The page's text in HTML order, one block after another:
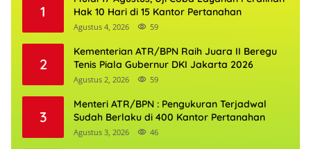
1
Hak 10 Hari di 15 Kantor Pertanahan
Agustus 4, 2026 59
2
Kementerian ATR/BPN Raih Juara II Beregu
Tenis Piala Gubernur DKI Jakarta 2026
Agustus 2, 2026 59
3
Menteri ATR/BPN : Pengukuran Terjadwal
Sudah Berlaku di 400 Kantor Pertanahan
Agustus 3, 2026 46